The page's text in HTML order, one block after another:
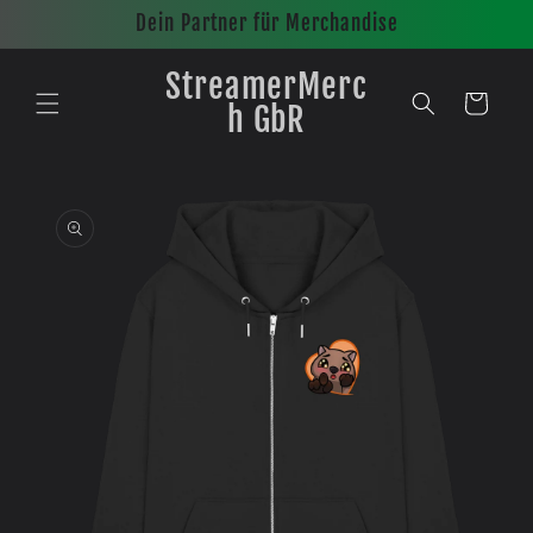
Inhalt
Dein Partner für Merchandise
StreamerMerc
h GbR
Warenkorb